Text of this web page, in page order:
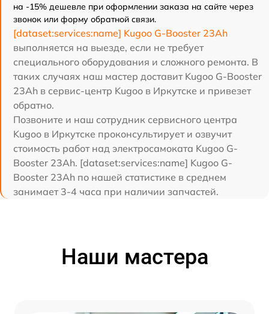
на -15% дешевле при оформлении заказа на сайте через
звонок или форму обратной связи.
[dataset:services:name] Kugoo G-Booster 23Ah
выполняется на выезде, если не требует
специального оборудования и сложного ремонта. В
таких случаях наш мастер доставит Kugoo G-Booster
23Ah в сервис-центр Kugoo в Иркутске и привезет
обратно.
Позвоните и наш сотрудник сервисного центра
Kugoo в Иркутске проконсультирует и озвучит
стоимость работ над электросамоката Kugoo G-
Booster 23Ah. [dataset:services:name] Kugoo G-
Booster 23Ah по нашей статистике в среднем
занимает 3-4 часа при наличии запчастей.
Наши мастера